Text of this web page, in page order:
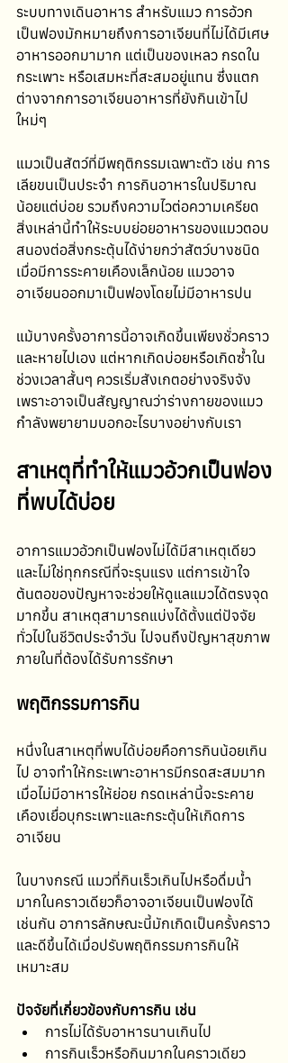
ระบบทางเดินอาหาร สำหรับแมว การอ้วก
เป็นฟองมักหมายถึงการอาเจียนที่ไม่ได้มีเศษ
อาหารออกมามาก แต่เป็นของเหลว กรดใน
กระเพาะ หรือเสมหะที่สะสมอยู่แทน ซึ่งแตก
ต่างจากการอาเจียนอาหารที่ยังกินเข้าไป
ใหม่ๆ
แมวเป็นสัตว์ที่มีพฤติกรรมเฉพาะตัว เช่น การ
เลียขนเป็นประจำ การกินอาหารในปริมาณ
น้อยแต่บ่อย รวมถึงความไวต่อความเครียด
สิ่งเหล่านี้ทำให้ระบบย่อยอาหารของแมวตอบ
สนองต่อสิ่งกระตุ้นได้ง่ายกว่าสัตว์บางชนิด
เมื่อมีการระคายเคืองเล็กน้อย แมวอาจ
อาเจียนออกมาเป็นฟองโดยไม่มีอาหารปน
แม้บางครั้งอาการนี้อาจเกิดขึ้นเพียงชั่วคราว
และหายไปเอง แต่หากเกิดบ่อยหรือเกิดซ้ำใน
ช่วงเวลาสั้นๆ ควรเริ่มสังเกตอย่างจริงจัง
เพราะอาจเป็นสัญญาณว่าร่างกายของแมว
กำลังพยายามบอกอะไรบางอย่างกับเรา
สาเหตุที่ทำให้แมวอ้วกเป็นฟอง
ที่พบได้บ่อย
อาการแมวอ้วกเป็นฟองไม่ได้มีสาเหตุเดียว
และไม่ใช่ทุกกรณีที่จะรุนแรง แต่การเข้าใจ
ต้นตอของปัญหาจะช่วยให้ดูแลแมวได้ตรงจุด
มากขึ้น สาเหตุสามารถแบ่งได้ตั้งแต่ปัจจัย
ทั่วไปในชีวิตประจำวัน ไปจนถึงปัญหาสุขภาพ
ภายในที่ต้องได้รับการรักษา
พฤติกรรมการกิน
หนึ่งในสาเหตุที่พบได้บ่อยคือการกินน้อยเกิน
ไป อาจทำให้กระเพาะอาหารมีกรดสะสมมาก
เมื่อไม่มีอาหารให้ย่อย กรดเหล่านี้จะระคาย
เคืองเยื่อบุกระเพาะและกระตุ้นให้เกิดการ
อาเจียน
ในบางกรณี แมวที่กินเร็วเกินไปหรือดื่มน้ำ
มากในคราวเดียวก็อาจอาเจียนเป็นฟองได้
เช่นกัน อาการลักษณะนี้มักเกิดเป็นครั้งคราว
และดีขึ้นได้เมื่อปรับพฤติกรรมการกินให้
เหมาะสม
ปัจจัยที่เกี่ยวข้องกับการกิน เช่น
การไม่ได้รับอาหารนานเกินไป
การกินเร็วหรือกินมากในคราวเดียว